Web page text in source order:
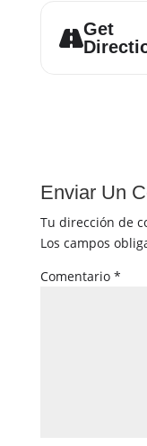
Get
Enviar Un
Tu dirección de
Los campos
Comentario *